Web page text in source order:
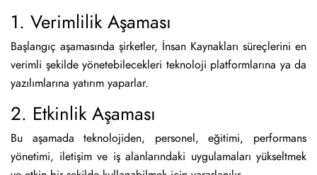
1. Verimlilik Aşaması
Başlangıç aşamasında şirketler, İnsan Kaynakları süreçlerini en
verimli şekilde yönetebilecekleri teknoloji platformlarına ya da
yazılımlarına yatırım yaparlar.
2. Etkinlik Aşaması
Bu aşamada teknolojiden, personel, eğitimi, performans
yönetimi, iletişim ve iş alanlarındaki uygulamaları yükseltmek